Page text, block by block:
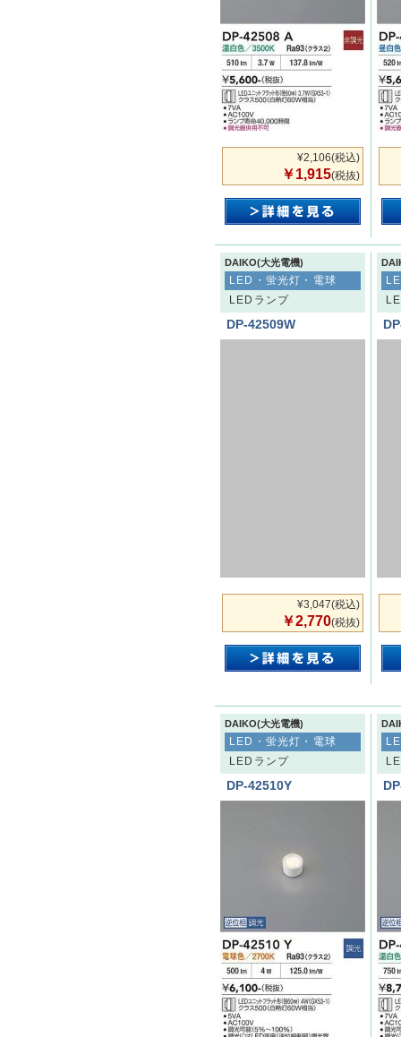
¥2,106(税込)
￥1,915(税抜)
DAIKO(大光電機)
LED・蛍光灯・電球
LEDランプ
DP-42509W
¥3,047(税込)
￥2,770(税抜)
DAIKO(大光電機)
LED・蛍光灯・電球
LEDランプ
DP-42510Y